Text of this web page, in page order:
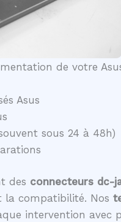
de votre
Asus
sous 24 à 48h)
des connecteurs dc-
compatibilité. Nos
intervention avec